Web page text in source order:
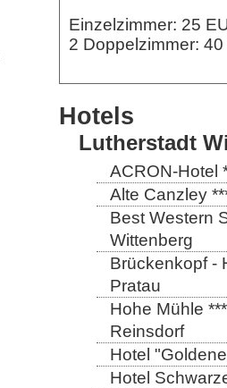
Einzelzimmer: 25
2 Doppelzimmer:
Hotels
Lutherstadt
ACRON-Hotel
Alte Canzley
Best Western
Wittenberg
Brückenkopf -
Pratau
Hohe Mühle
Reinsdorf
Hotel
Hotel